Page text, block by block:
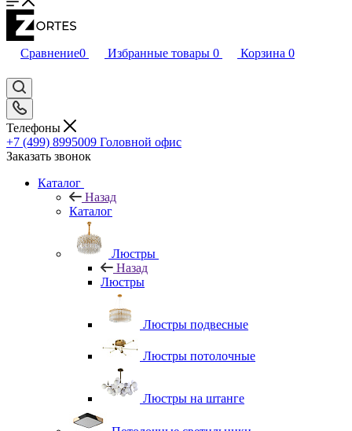
Сравнение0 Избранные товары 0 Корзина 0
Телефоны
+7 (499) 8995009 Головной офис
Заказать звонок
Каталог
Назад
Каталог
Люстры
Назад
Люстры
Люстры подвесные
Люстры потолочные
Люстры на штанге